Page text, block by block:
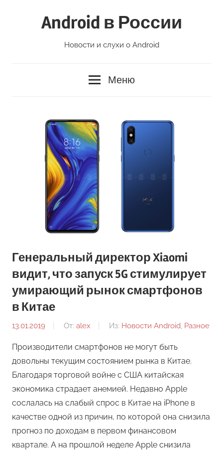
Android в России
Новости и слухи о Android
Меню
Генеральный директор Xiaomi
видит, что запуск 5G стимулирует
умирающий рынок смартфонов
в Китае
13.01.2019 От: alex Из: Новости Android Разное
Производители смартфонов не могут быть
довольны текущим состоянием рынка в Китае.
Благодаря торговой войне с США китайская
экономика страдает анемией. Недавно Apple
сослалась на слабый спрос в Китае на iPhone в
качестве одной из причин, по которой она снизила
прогноз по доходам в первом финансовом
квартале. А на прошлой неделе Apple снизила